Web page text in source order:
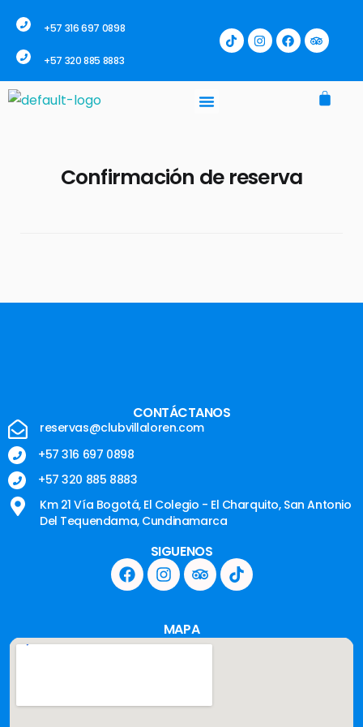
+57 316 697 0898
+57 320 885 8883
Confirmación de reserva
CONTÁCTANOS
reservas@clubvillaloren.com
+57 316 697 0898
+57 320 885 8883
Km 21 Vía Bogotá, El Colegio - El Charquito, San Antonio
Del Tequendama, Cundinamarca
SIGUENOS
MAPA